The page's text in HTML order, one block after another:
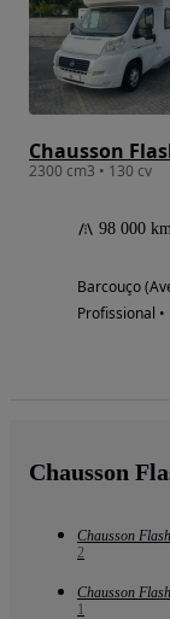
Chausson
2300 cm3 • 130 cv
98 000 km
Barcouço
Profissional
Chausson
Chausson
2
Chausson
1